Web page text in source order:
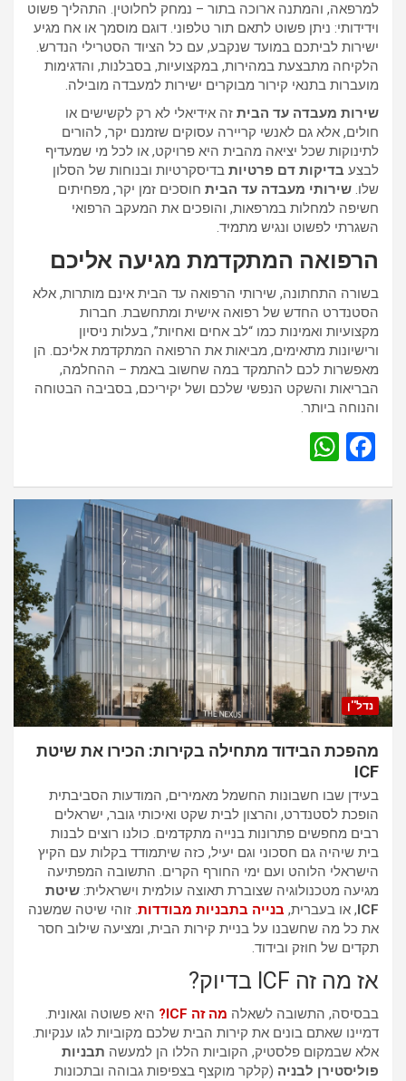
למרפאה, והמתנה ארוכה בתור – נמחק לחלוטין. התהליך פשוט
וידידותי: ניתן פשוט לתאם תור טלפוני. דוגם מוסמך או אח מגיע
ישירות לביתכם במועד שנקבע, עם כל הציוד הסטרילי הנדרש.
הלקיחה מתבצעת במהירות, במקצועיות, בסבלנות, והדגימות
מועברות בתנאי קירור מבוקרים ישירות למעבדה מובילה.
שירות מעבדה עד הבית זה אידיאלי לא רק לקשישים או
חולים, אלא גם לאנשי קריירה עסוקים שזמנם יקר, להורים
לתינוקות שכל יציאה מהבית היא פרויקט, או לכל מי שמעדיף
לבצע בדיקות דם פרטיות בדיסקרטיות ובנוחות של הסלון
שלו. שירותי מעבדה עד הבית חוסכים זמן יקר, מפחיתים
חשיפה למחלות במרפאות, והופכים את המעקב הרפואי
השגרתי לפשוט ונגיש מתמיד.
הרפואה המתקדמת מגיעה אליכם
בשורה התחתונה, שירותי הרפואה עד הבית אינם מותרות, אלא
הסטנדרט החדש של רפואה אישית ומתחשבת. חברות
מקצועיות ואמינות כמו “לב אחים ואחיות”, בעלות ניסיון
ורישיונות מתאימים, מביאות את הרפואה המתקדמת אליכם. הן
מאפשרות לכם להתמקד במה שחשוב באמת – ההחלמה,
הבריאות והשקט הנפשי שלכם ושל יקיריכם, בסביבה הבטוחה
והנוחה ביותר.
F
ce
o
k
at
A
p
p
נדל''ן
מהפכת הבידוד מתחילה בקירות: הכירו את שיטת
ICF
בעידן שבו חשבונות החשמל מאמירים, המודעות הסביבתית
הופכת לסטנדרט, והרצון לבית שקט ואיכותי גובר, ישראלים
רבים מחפשים פתרונות בנייה מתקדמים. כולנו רוצים לבנות
בית שיהיה גם חסכוני וגם יעיל, כזה שיתמודד בקלות עם הקיץ
הישראלי הלוהט ועם ימי החורף הקרים. התשובה המפתיעה
מגיעה מטכנולוגיה שצוברת תאוצה עולמית וישראלית: שיטת
ICF, או בעברית, בנייה בתבניות מבודדות. זוהי שיטה שמשנה
את כל מה שחשבנו על בניית קירות הבית, ומציעה שילוב חסר
תקדים של חוזק ובידוד.
אז מה זה ICF בדיוק?
בבסיסה, התשובה לשאלה מה זה ICF?
היא פשוטה וגאונית.
דמיינו שאתם בונים את קירות הבית שלכם מקוביות לגו ענקיות.
אלא שבמקום פלסטיק, הקוביות הללו הן למעשה תבניות
פוליסטירן לבניה (קלקר מוקצף בצפיפות גבוהה ובתכונות